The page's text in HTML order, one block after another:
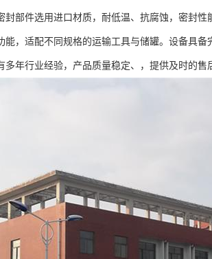
封部件选用进口材质，耐低温、抗腐蚀，密封
能，适配不同规格的运输工具与储罐。设备具
多年行业经验，产品质量稳定、，提供及时的售